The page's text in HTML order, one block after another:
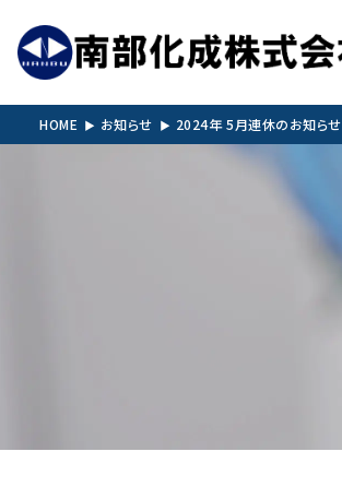
HOME お知らせ 2024年 5月連休のお知らせ